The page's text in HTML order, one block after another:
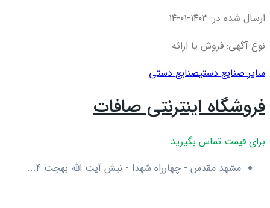
ارسال شده در: ۱۴۰۳-۰۱-۱۴
نوع آگهی: فروش یا ارائه
سایر صنایع دستیصنایع دستی
فروشگاه اینترنتی صافات
برای قیمت تماس بگیرید
مشهد مقدس - چهارراه شهدا - نبش آیت الله بهجت 4...